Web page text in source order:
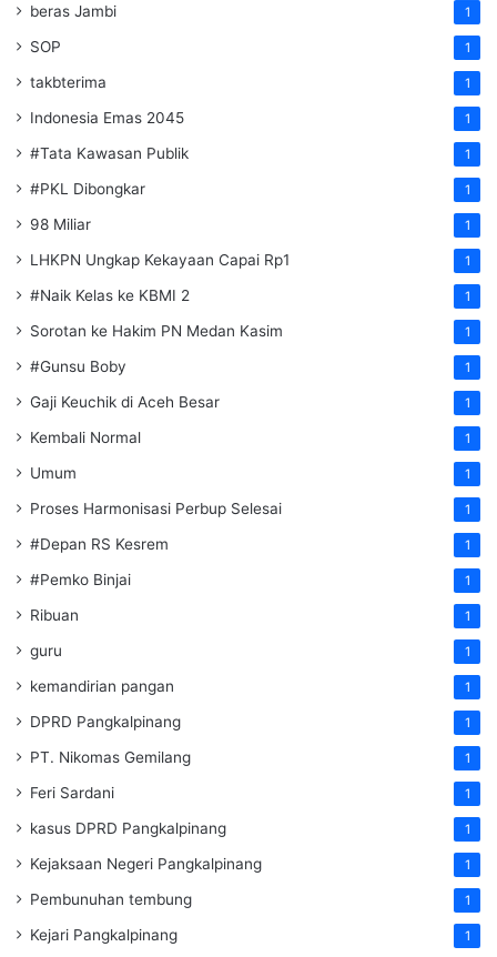
beras Jambi 1
SOP 1
takbterima 1
Indonesia Emas 2045 1
#Tata Kawasan Publik 1
#PKL Dibongkar 1
98 Miliar 1
LHKPN Ungkap Kekayaan Capai Rp1 1
#Naik Kelas ke KBMI 2 1
Sorotan ke Hakim PN Medan Kasim 1
#Gunsu Boby 1
Gaji Keuchik di Aceh Besar 1
Kembali Normal 1
Umum 1
Proses Harmonisasi Perbup Selesai 1
#Depan RS Kesrem 1
#Pemko Binjai 1
Ribuan 1
guru 1
kemandirian pangan 1
DPRD Pangkalpinang 1
PT. Nikomas Gemilang 1
Feri Sardani 1
kasus DPRD Pangkalpinang 1
Kejaksaan Negeri Pangkalpinang 1
Pembunuhan tembung 1
Kejari Pangkalpinang 1